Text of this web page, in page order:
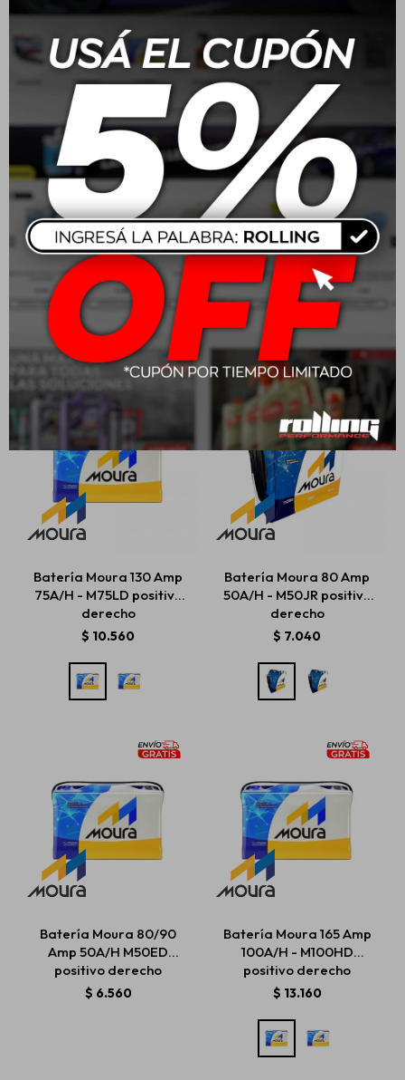
Batería Moura 165 Amp
100A/H - ME100HA
positivo medio
13.160
Batería Moura 70/75
Amp 48A/H - M48FD
positivo derecho
6.160
Batería Moura 130 Amp
75A/H - M75LD positivo
derecho
$ 10.560
Batería Moura 80 Amp
50A/H - M50JR positivo
derecho
$ 7.040
Batería Moura 80/90
Amp 50A/H M50ED
positivo derecho
$ 6.560
Batería Moura 165 Amp
100A/H - M100HD
positivo derecho
$ 13.160